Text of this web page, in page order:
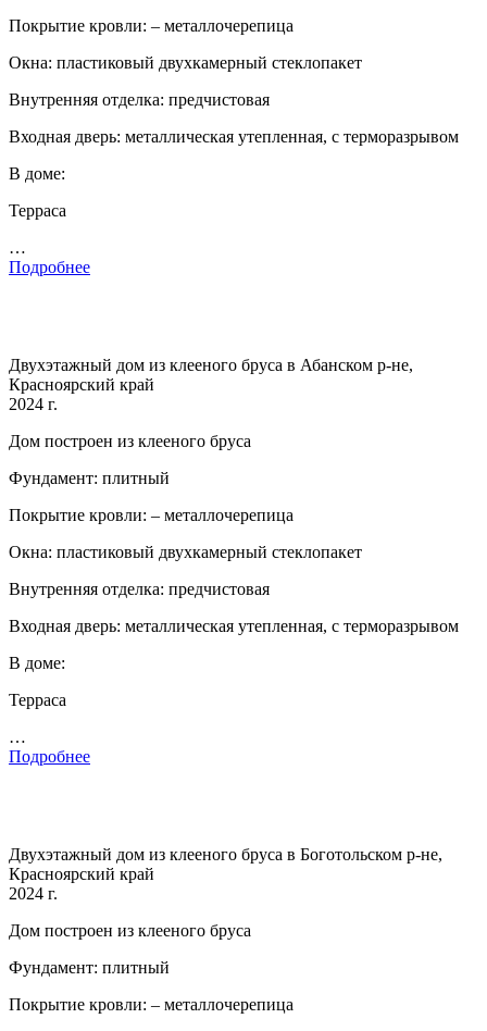
Покрытие кровли: – металлочерепица
Окна: пластиковый двухкамерный стеклопакет
Внутренняя отделка: предчистовая
Входная дверь: металлическая утепленная, с терморазрывом
В доме:
Терраса
…
Подробнее
Двухэтажный дом из клееного бруса в Абанском р-не,
Красноярский край
2024 г.
Дом построен из клееного бруса
Фундамент: плитный
Покрытие кровли: – металлочерепица
Окна: пластиковый двухкамерный стеклопакет
Внутренняя отделка: предчистовая
Входная дверь: металлическая утепленная, с терморазрывом
В доме:
Терраса
…
Подробнее
Двухэтажный дом из клееного бруса в Боготольском р-не,
Красноярский край
2024 г.
Дом построен из клееного бруса
Фундамент: плитный
Покрытие кровли: – металлочерепица